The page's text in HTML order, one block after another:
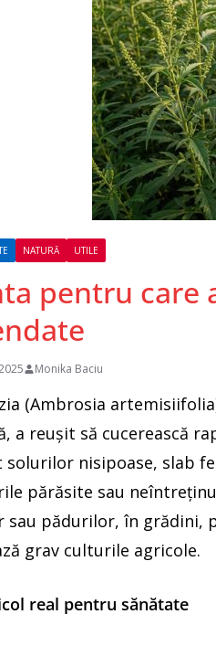
NATURĂ UTILE
pentru
Monika Baciu
(Ambrosia
a reușit să cucerească
solurilor nisipoase, slab
părăsite sau
sau pădurilor, în grădini,
grav culturile agricole.
real pentru sănătate